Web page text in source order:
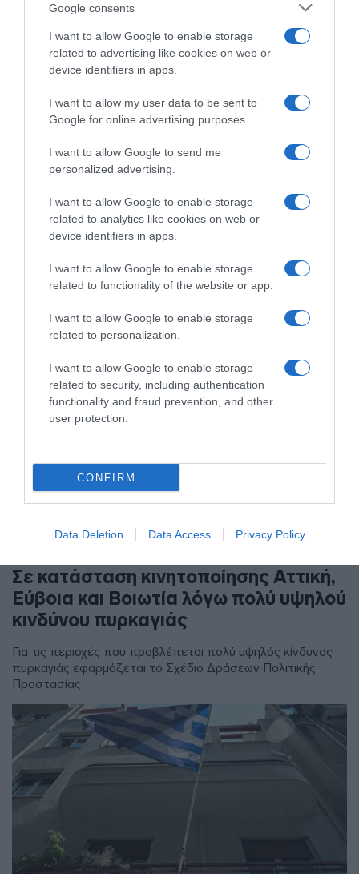
Google consents
I want to allow Google to enable storage
related to advertising like cookies on web or
device identifiers in apps.
I want to allow my user data to be sent to
Google for online advertising purposes.
I want to allow Google to send me
personalized advertising.
I want to allow Google to enable storage
related to analytics like cookies on web or
device identifiers in apps.
I want to allow Google to enable storage
related to functionality of the website or app.
I want to allow Google to enable storage
related to personalization.
I want to allow Google to enable storage
related to security, including authentication
functionality and fraud prevention, and other
user protection.
CONFIRM
Data Deletion Data Access Privacy Policy
ΕΛΛΑΔΑ
Χαλκιδική: Εντός ορίων τα
αποτελέσματα από τις πρώτες
μικροβιολογικές αναλύσεις στο
πόσιμο νερό
Σε προηγούμενο έλεγχο ανιχνεύθηκαν μικροβιολογικές
παράμετροι
Σε κατάσταση κινητοποίησης Αττική,
Εύβοια και Βοιωτία λόγω πολύ υψηλού
κινδύνου πυρκαγιάς
Για τις περιοχές που προβλέπεται πολύ υψηλός κίνδυνος
πυρκαγιάς εφαρμόζεται το Σχέδιο Δράσεων Πολιτικής
Προστασίας